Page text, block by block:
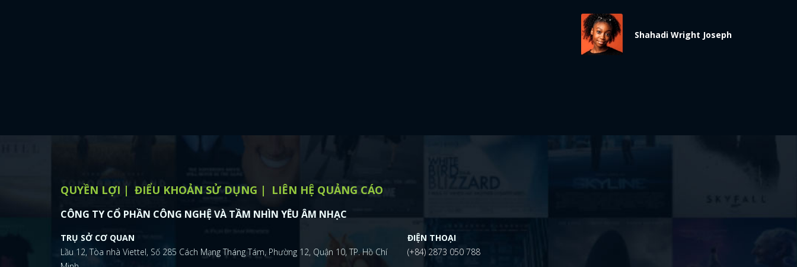
Shahadi Wright Joseph
QUYỀN LỢI ĐIỂU KHOẢN SỬ DỤNG LIÊN HỆ QUẢNG CÁO
CÔNG TY CỔ PHẦN CÔNG NGHỆ VÀ TẦM NHÌN YÊU ÂM NHẠC
TRỤ SỞ CƠ QUAN
Lầu 12, Tòa nhà Viettel, Số 285 Cách Mạng Tháng Tám, Phường 12, Quận 10, TP. Hồ Chí
ĐIỆN THOẠI
(+84) 2873 050 788